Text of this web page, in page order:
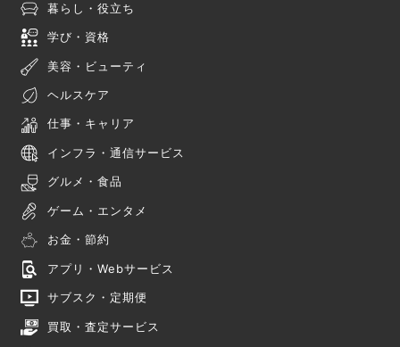
暮らし・役立ち
学び・資格
美容・ビューティ
ヘルスケア
仕事・キャリア
インフラ・通信サービス
グルメ・食品
ゲーム・エンタメ
お金・節約
アプリ・Webサービス
サブスク・定期便
買取・査定サービス